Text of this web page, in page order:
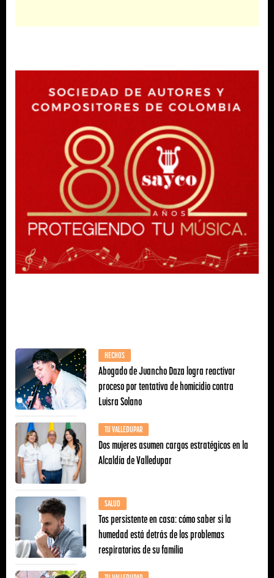
HECHOS
Abogado de Juancho Daza logra reactivar
proceso por tentativa de homicidio contra
Luisra Solano
TU VALLEDUPAR
Dos mujeres asumen cargos estratégicos en la
Alcaldía de Valledupar
SALUD
Tos persistente en casa: cómo saber si la
humedad está detrás de los problemas
respiratorios de su familia